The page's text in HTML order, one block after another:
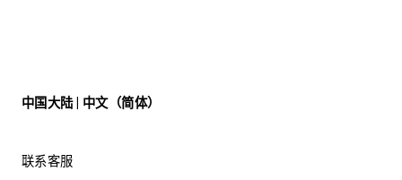
中国大陆 | 中文（简体）
联系客服